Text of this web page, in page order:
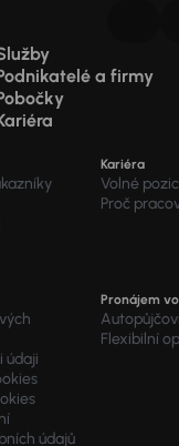
a firmy
Kariéra
Volné
Proč
údaji
údajů
Pronájem
Flexibilní